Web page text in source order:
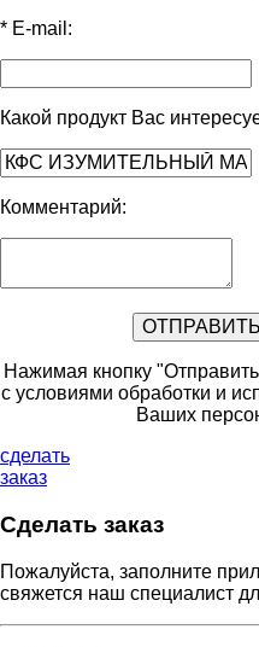
* E-mail:
Какой продукт Вас
Комментарий:
Нажимая кнопку
с условиями обработки и
Ваших
сделать
заказ
Сделать заказ
Пожалуйста, заполните
свяжется наш специалист